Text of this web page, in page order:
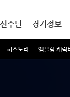
히스토리 엠블럼 캐릭
선수단 경기정보